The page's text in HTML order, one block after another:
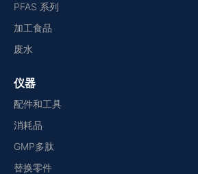
PFAS 系列
加工食品
废水
仪器
配件和工具
消耗品
GMP多肽
替换零件